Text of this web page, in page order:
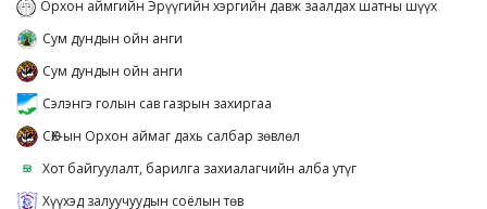
Орхон аймгийн Эрүүгийн хэргийн давж заалдах шатны шүүх
Сум дундын ойн анги
Сум дундын ойн анги
Сэлэнгэ голын сав газрын захиргаа
СӨХ-ын Орхон аймаг дахь салбар зөвлөл
Хот байгуулалт, барилга захиалагчийн алба утүг
Хүүхэд залуучуудын соёлын төв